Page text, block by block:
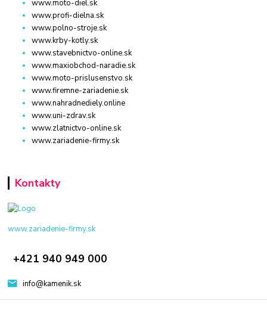
www.moto-diel.sk
www.profi-dielna.sk
www.polno-stroje.sk
www.krby-kotly.sk
www.stavebnictvo-online.sk
www.maxiobchod-naradie.sk
www.moto-prislusenstvo.sk
www.firemne-zariadenie.sk
www.nahradnediely.online
www.uni-zdrav.sk
www.zlatnictvo-online.sk
www.zariadenie-firmy.sk
Kontakty
www.zariadenie-firmy.sk
+421 940 949 000
info@kamenik.sk